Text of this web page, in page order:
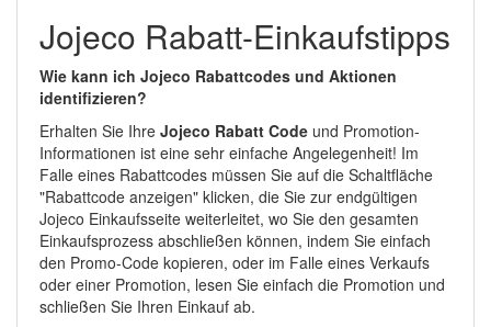
Jojeco Rabatt-Einkaufstipps
Wie kann ich Jojeco Rabattcodes und Aktionen
identifizieren?
Erhalten Sie Ihre Jojeco Rabatt Code und Promotion-
Informationen ist eine sehr einfache Angelegenheit! Im
Falle eines Rabattcodes müssen Sie auf die Schaltfläche
"Rabattcode anzeigen" klicken, die Sie zur endgültigen
Jojeco Einkaufsseite weiterleitet, wo Sie den gesamten
Einkaufsprozess abschließen können, indem Sie einfach
den Promo-Code kopieren, oder im Falle eines Verkaufs
oder einer Promotion, lesen Sie einfach die Promotion und
schließen Sie Ihren Einkauf ab.